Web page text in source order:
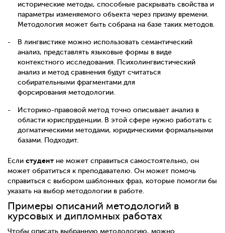
исторические методы, способные раскрывать свойства и
параметры изменяемого объекта через призму времени.
Методология может быть собрана на базе таких методов.
В лингвистике можно использовать семантический
анализ, представлять языковые формы в виде
контекстного исследования. Психолингвистический
анализ и метод сравнения будут считаться
собирательными фрагментами для
форсирования методологии.
Историко-правовой метод точно описывает анализ в
области юриспруденции. В этой сфере нужно работать с
догматическими методами, юридическими формальными
базами. Подходит.
Если студент не может справиться самостоятельно, он
может обратиться к преподавателю. Он может помочь
справиться с выбором шаблонных фраз, которые помогли бы
указать на выбор методологии в работе.
Примеры описаний методологий в
курсовых и дипломных работах
Чтобы описать выбранную методологию, можно